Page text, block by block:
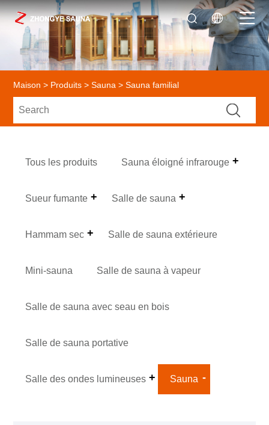
Maison > Produits >Sauna > Sauna familial
Tous les produits Sauna éloigné infrarouge
Sueur fumante Salle de sauna
Hammam sec Salle de sauna extérieure
Mini-sauna Salle de sauna à vapeur
Salle de sauna avec seau en bois
Salle de sauna portative
Salle des ondes lumineuses Sauna